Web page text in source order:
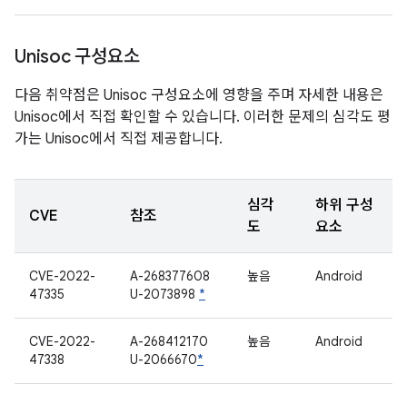
Unisoc 구성요소
다음 취약점은 Unisoc 구성요소에 영향을 주며 자세한 내용은
Unisoc에서 직접 확인할 수 있습니다. 이러한 문제의 심각도 평
가는 Unisoc에서 직접 제공합니다.
CVE 참조
심각
도
하위 구성
요소
CVE-2022-
47335
A-268377608
U-2073898 *
높음 Android
CVE-2022-
47338
A-268412170
U-2066670*
높음 Android